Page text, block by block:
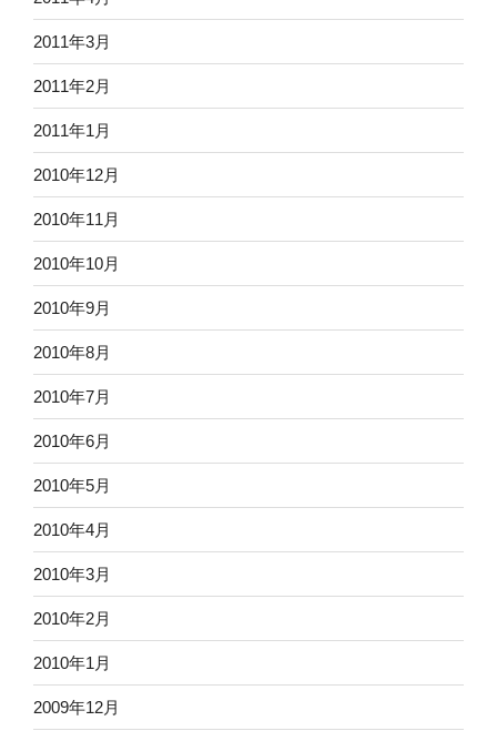
2011年3月
2011年2月
2011年1月
2010年12月
2010年11月
2010年10月
2010年9月
2010年8月
2010年7月
2010年6月
2010年5月
2010年4月
2010年3月
2010年2月
2010年1月
2009年12月